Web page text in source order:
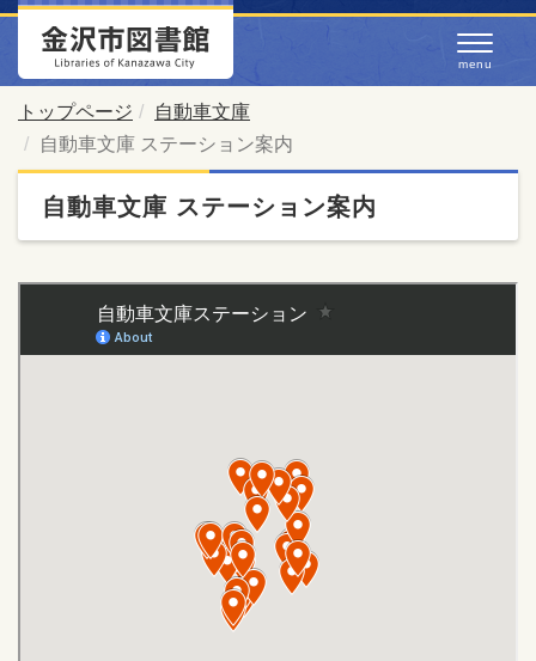
トップページ
自動車文庫
自動車文庫 ステーション案内
自動車文庫 ステーション案内